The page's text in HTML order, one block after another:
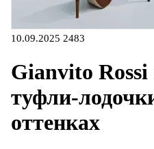
10.09.2025 2483
Gianvito Rossi
туфли-
оттенках